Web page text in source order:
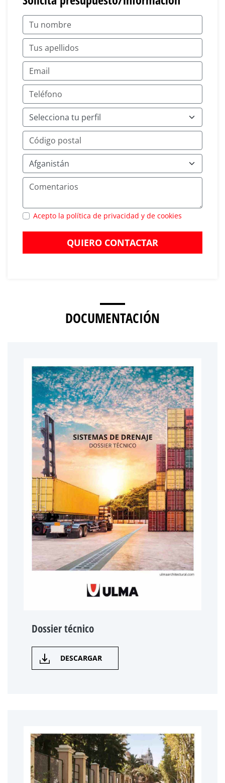
Acepto la política de privacidad y de cookies
QUIERO CONTACTAR
DOCUMENTACIÓN
Dossier técnico
DESCARGAR